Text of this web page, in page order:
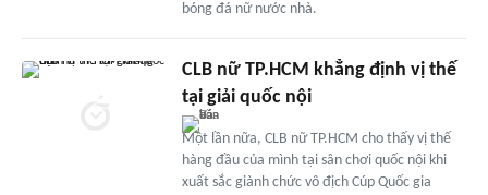
bóng đá nữ nước nhà.
CLB nữ TP.HCM khẳng định vị thế
tại giải quốc nội
Một lần nữa, CLB nữ TP.HCM cho thấy vị thế
hàng đầu của mình tại sân chơi quốc nội khi
xuất sắc giành chức vô địch Cúp Quốc gia